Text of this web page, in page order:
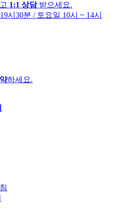
1:1 상담받으세요.
시30분 / 토요일 10시 ~ 14시
하세요.